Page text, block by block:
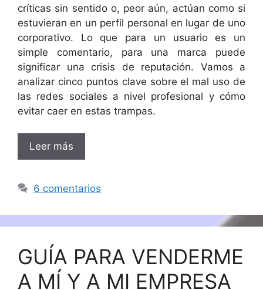
críticas sin sentido o, peor aún, actúan como si
estuvieran en un perfil personal en lugar de uno
corporativo. Lo que para un usuario es un
simple comentario, para una marca puede
significar una crisis de reputación. Vamos a
analizar cinco puntos clave sobre el mal uso de
las redes sociales a nivel profesional y cómo
evitar caer en estas trampas.
Leer más
6 comentarios
GUÍA PARA VENDERME
A MÍ Y A MI EMPRESA